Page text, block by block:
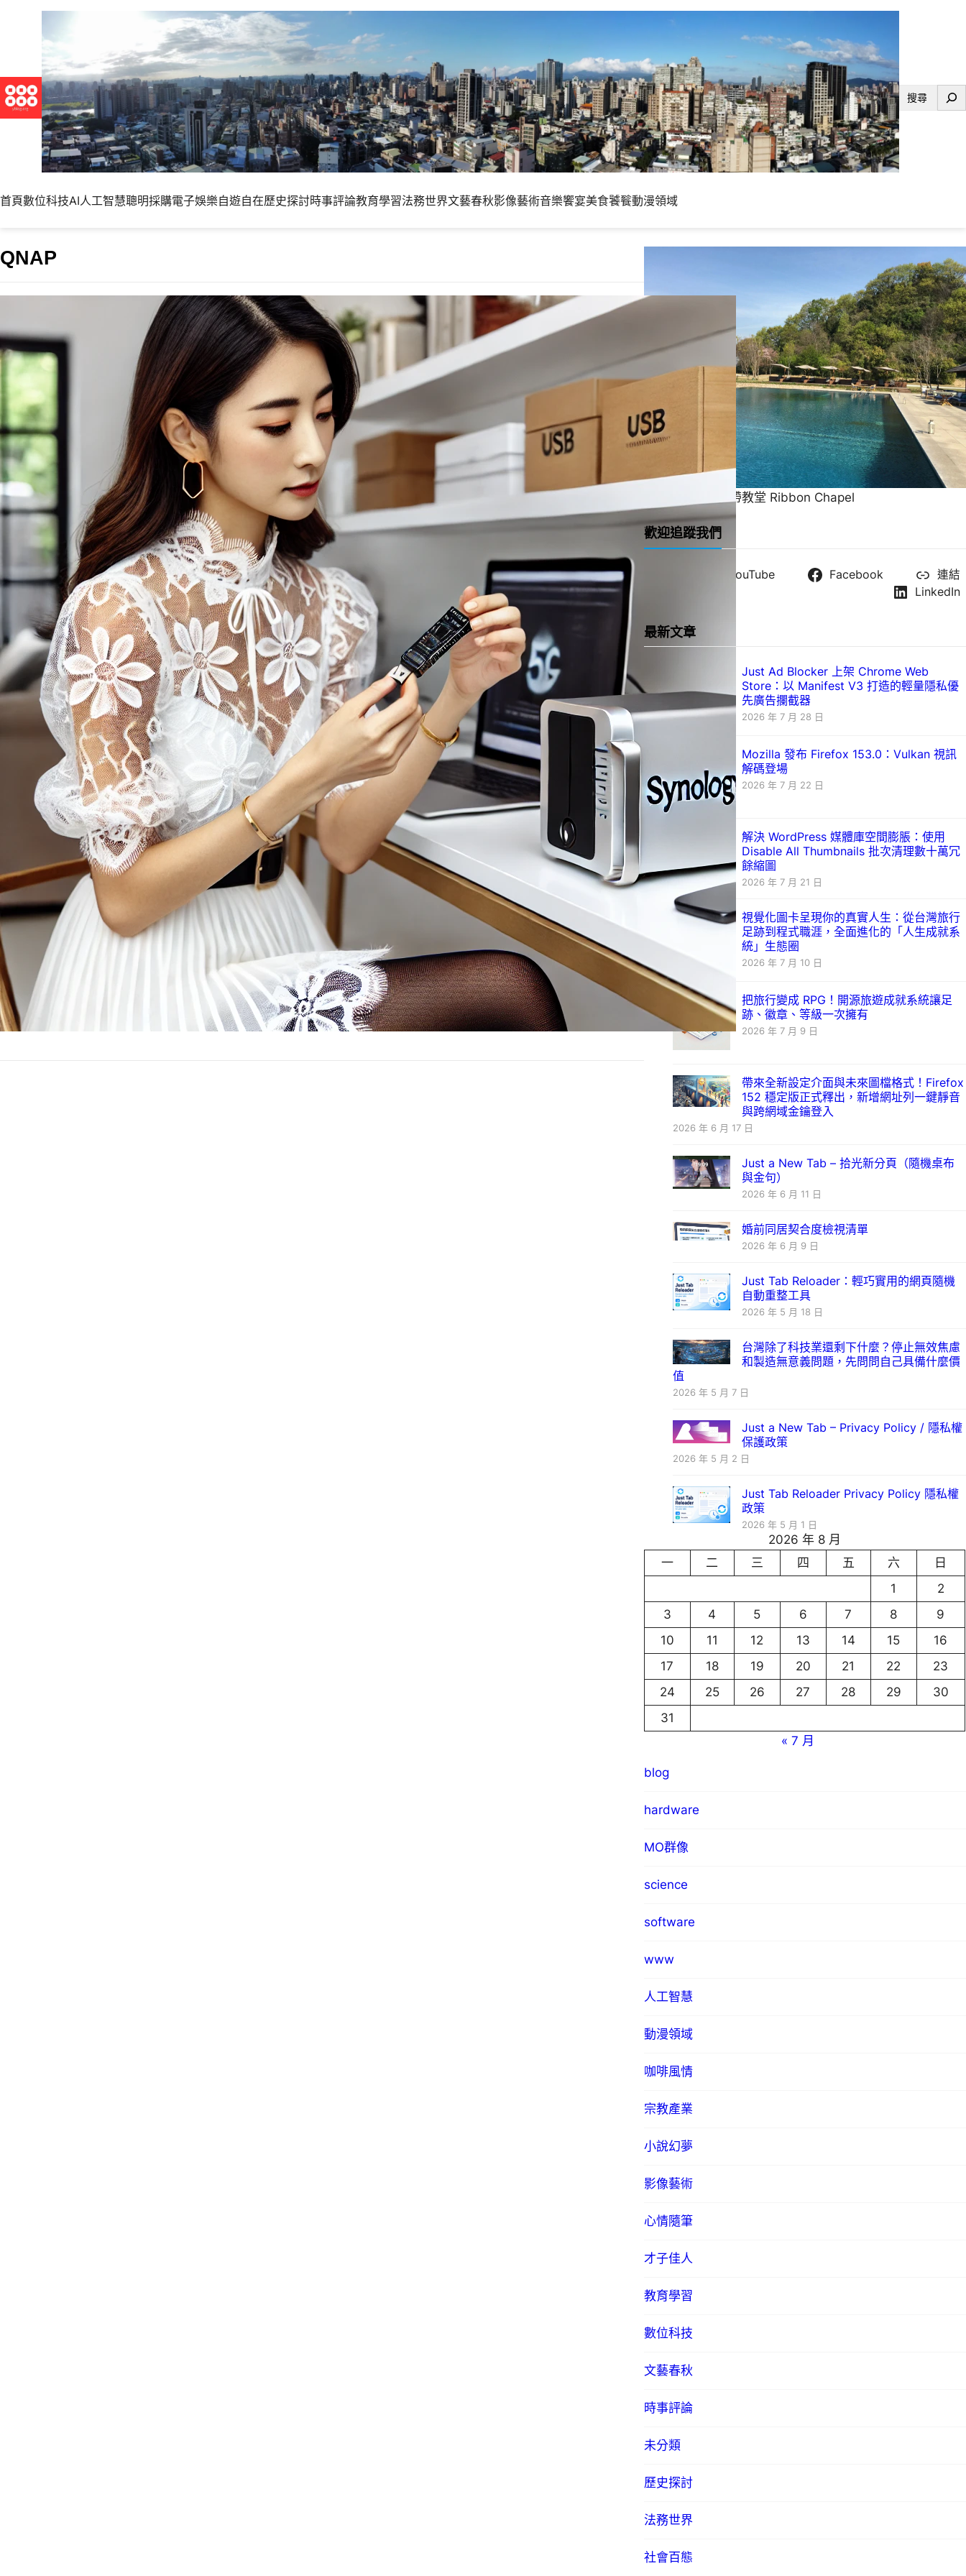
搜
首頁數位科技AI人工智慧聰明採購電子娛樂自遊自在歷史探討時事評論教育學習法務世界文藝春秋影像藝術音樂饗宴美食饕餮動漫領域
QNAP
為 Synology NAS 加裝 USB 2.5G 網路卡升級 2.5 G 區網環境
永遠的真田幸村2024 年 8 月 3 日
近年不論是企業或家用環境，購置一台網路硬碟儲存設備 (NAS) 是很多人進行家庭
照片、影片備份、資料儲存的重要…
一直很喜歡的緞帶教堂 Ribbon Chapel
歡迎追蹤我們
YouTube Facebook
連結
LinkedIn
最新文章
Just Ad Blocker 上架 Chrome Web
Store：以 Manifest V3 打造的輕量隱私優
先廣告攔截器
2026 年 7 月 28 日
Mozilla 發布 Firefox 153.0：Vulkan 視訊
解碼登場
2026 年 7 月 22 日
解決 WordPress 媒體庫空間膨脹：使用
Disable All Thumbnails 批次清理數十萬冗
餘縮圖
2026 年 7 月 21 日
視覺化圖卡呈現你的真實人生：從台灣旅行
足跡到程式職涯，全面進化的「人生成就系
統」生態圈
2026 年 7 月 10 日
把旅行變成 RPG！開源旅遊成就系統讓足
跡、徽章、等級一次擁有
2026 年 7 月 9 日
帶來全新設定介面與未來圖檔格式！Firefox
152 穩定版正式釋出，新增網址列一鍵靜音
與跨網域金鑰登入
2026 年 6 月 17 日
Just a New Tab – 拾光新分頁（隨機桌布
與金句）
2026 年 6 月 11 日
婚前同居契合度檢視清單
2026 年 6 月 9 日
Just Tab Reloader：輕巧實用的網頁隨機
自動重整工具
2026 年 5 月 18 日
台灣除了科技業還剩下什麼？停止無效焦慮
和製造無意義問題，先問問自己具備什麼價
值
2026 年 5 月 7 日
Just a New Tab – Privacy Policy / 隱私權
保護政策
2026 年 5 月 2 日
Just Tab Reloader Privacy Policy 隱私權
政策
2026 年 5 月 1 日
2026 年 8 月
一
二 三 四 五 六
日
1
2
3
4 5 6 7 8
9
10
11 12 13 14 15
16
17
18 19 20 21 22
23
24
25 26 27 28 29
30
31
« 7 月
blog
hardware
MO群像
science
software
www
人工智慧
動漫領域
咖啡風情
宗教產業
小說幻夢
影像藝術
心情隨筆
才子佳人
教育學習
數位科技
文藝春秋
時事評論
未分類
歷史探討
法務世界
社會百態